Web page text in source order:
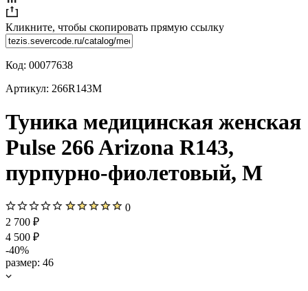
Кликните, чтобы скопировать прямую ссылку
Код: 00077638
Артикул: 266R143M
Туника медицинская женская
Pulse 266 Arizona R143,
пурпурно-фиолетовый, M
0
2 700 ₽
4 500 ₽
-40%
размер: 46